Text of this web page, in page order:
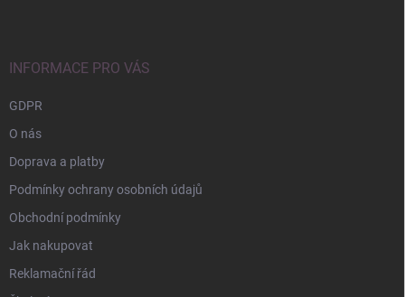
INFORMACE PRO VÁS
GDPR
O nás
Doprava a platby
Podmínky ochrany osobních údajů
Obchodní podmínky
Jak nakupovat
Reklamační řád